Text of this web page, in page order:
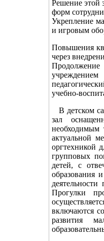
Решение этой
форм
Укрепление
и игровым
Повышения
через
учебно-
В детском
зал
необходимым
актуальной
оргтехникой
групповых
детей, с
образования
Прогулки
включаются
развития